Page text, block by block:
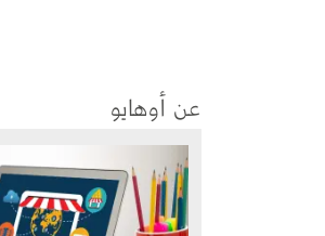
عن أوهايو
الصورة